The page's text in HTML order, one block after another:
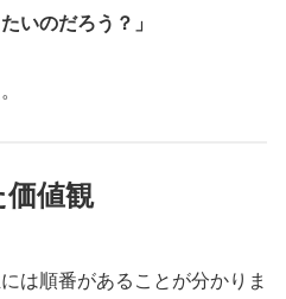
いのだろう？」
値観
は順番があることが分かりま